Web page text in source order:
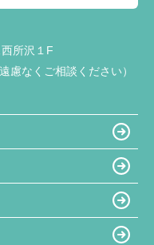
所沢１F
慮なくご相談ください）